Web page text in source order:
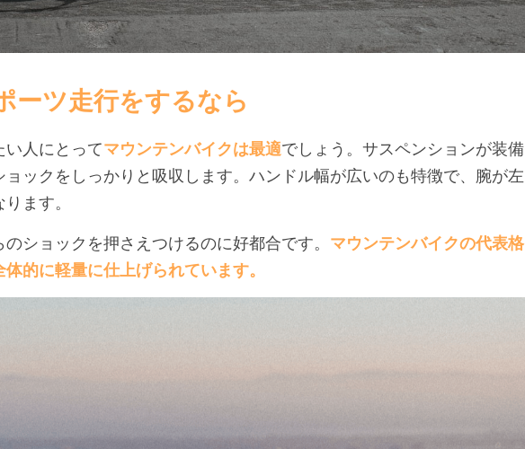
ーツ走行をするなら
い人にとってマウンテンバイクは最適でしょう。サスペンションが装備
ックをしっかりと吸収します。ハンドル幅が広いのも特徴で、腕が左
ます。
ショックを押さえつけるのに好都合です。 マウンテンバイクの代表格
的に軽量に仕上げられています。